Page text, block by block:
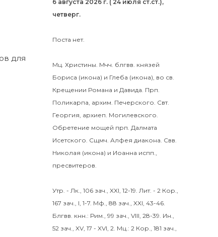
для
6 августа 2026 г. ( 24 июля ст.ст.),
четверг.
Поста нет.
Мц. Христины. Мчч. блгвв. князей
Бориса (икона) и Глеба (икона), во св.
Крещении Романа и Давида. Прп.
Поликарпа, архим. Печерского. Свт.
Георгия, архиеп. Могилевского.
Обретение мощей прп. Далмата
Исетского. Сщмч. Алфея диакона. Свв.
Николая (икона) и Иоанна испп.,
пресвитеров.
Утр. - Лк., 106 зач., XXI, 12-19. Лит. - 2 Кор.,
167 зач., I, 1-7. Мф., 88 зач., XXI, 43-46.
Блгвв. кнн.: Рим., 99 зач., VIII, 28-39. Ин.,
52 зач., XV, 17 - XVI, 2. Мц.: 2 Кор., 181 зач.,